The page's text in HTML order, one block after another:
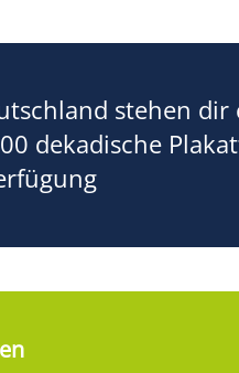
stehen dir
dekadische